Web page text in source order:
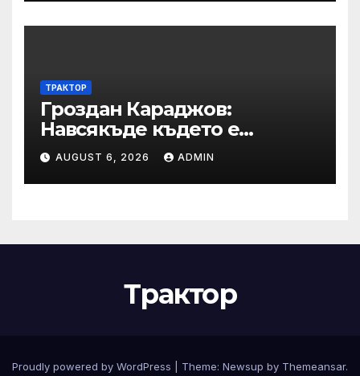
ТРАКТОР
Гроздан Караджов:
Навсякъде където е
възможна човешка грешка
в железницата, трябва да
има система за вторичен
AUGUST 6, 2026 ADMIN
Трактор
Proudly powered by WordPress Theme: Newsup by Themeansar.